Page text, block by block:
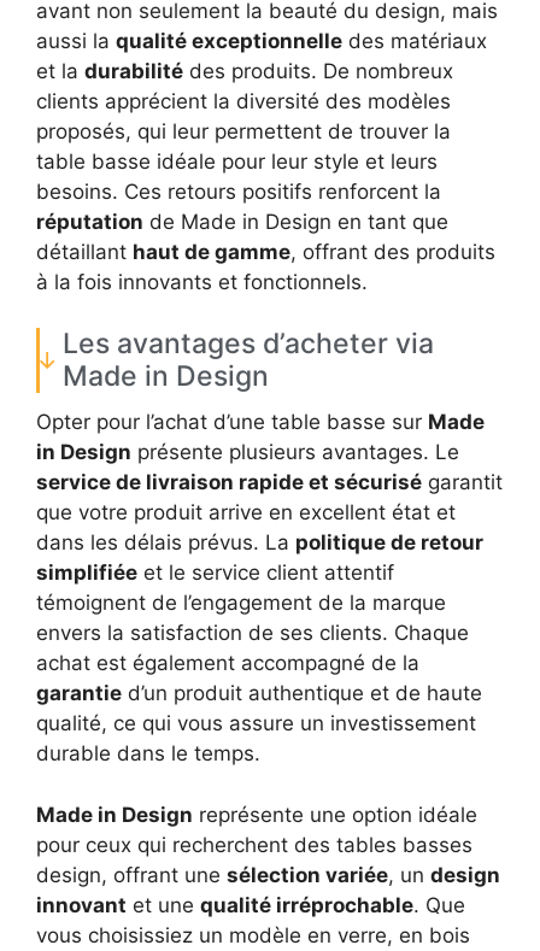
avant non seulement la beauté du design, mais
aussi la qualité exceptionnelle des matériaux
et la durabilité des produits. De nombreux
clients apprécient la diversité des modèles
proposés, qui leur permettent de trouver la
table basse idéale pour leur style et leurs
besoins. Ces retours positifs renforcent la
réputation de Made in Design en tant que
détaillant haut de gamme, offrant des produits
à la fois innovants et fonctionnels.
Les avantages d’acheter via
Made in Design
Opter pour l’achat d’une table basse sur Made
in Design présente plusieurs avantages. Le
service de livraison rapide et sécurisé garantit
que votre produit arrive en excellent état et
dans les délais prévus. La politique de retour
simplifiée et le service client attentif
témoignent de l’engagement de la marque
envers la satisfaction de ses clients. Chaque
achat est également accompagné de la
garantie d’un produit authentique et de haute
qualité, ce qui vous assure un investissement
durable dans le temps.
Made in Design représente une option idéale
pour ceux qui recherchent des tables basses
design, offrant une sélection variée, un design
innovant et une qualité irréprochable. Que
vous choisissiez un modèle en verre, en bois